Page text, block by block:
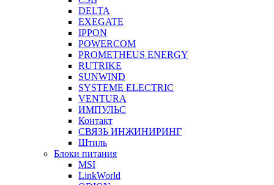
DELTA
EXEGATE
IPPON
POWERCOM
PROMETHEUS ENERGY
RUTRIKE
SUNWIND
SYSTEME ELECTRIC
VENTURA
ИМПУЛЬС
Контакт
СВЯЗЬ ИНЖИНИРИНГ
Штиль
Блоки питания
MSI
LinkWorld